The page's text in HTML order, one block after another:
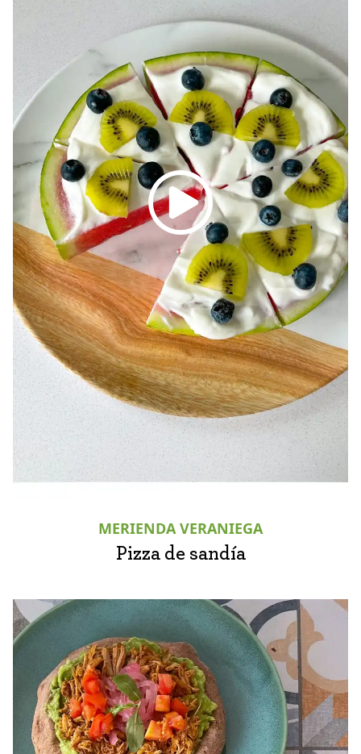
MERIENDA VERANIEGA
Pizza de sandía